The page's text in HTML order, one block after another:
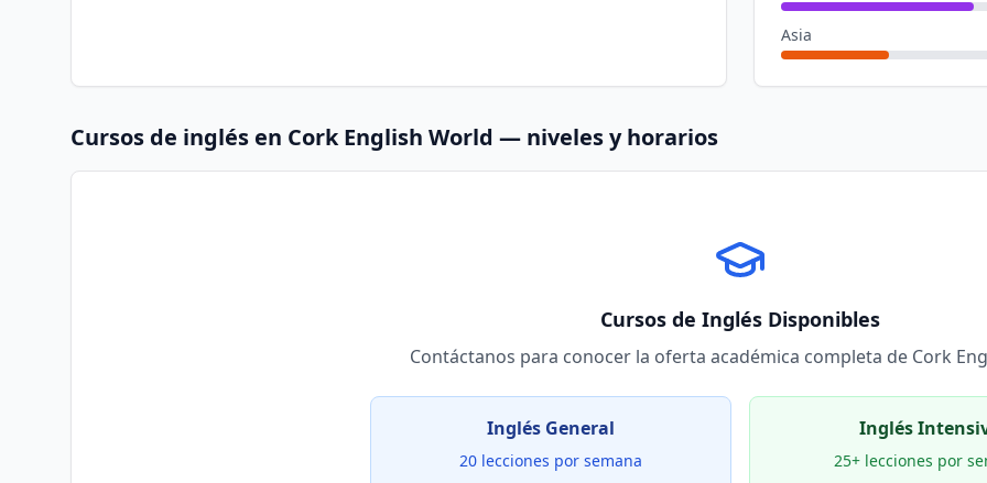
Asia
Cursos de inglés en Cork English World — niveles y horarios
Cursos de Inglés Disponibles
Contáctanos para conocer la oferta académica completa de Cork
Inglés General
20 lecciones por semana
Inglés
25+ lecciones por